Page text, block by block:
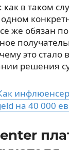
в таком
же обязан
это стало
решения
на 40 000